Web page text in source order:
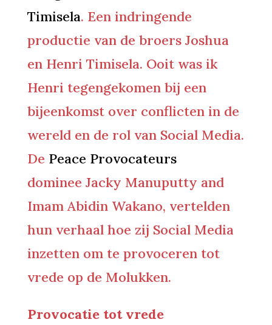
Timisela. Een indringende
productie van de broers Joshua
en Henri Timisela. Ooit was ik
Henri tegengekomen bij een
bijeenkomst over conflicten in de
wereld en de rol van Social Media.
De Peace Provocateurs
dominee Jacky Manuputty and
Imam Abidin Wakano, vertelden
hun verhaal hoe zij Social Media
inzetten om te provoceren tot
vrede op de Molukken.
Provocatie tot vrede